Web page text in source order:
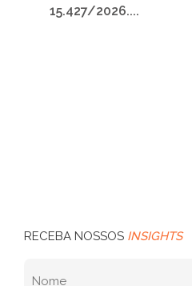
15.427/2026....
RECEBA NOSSOS INSIGHTS